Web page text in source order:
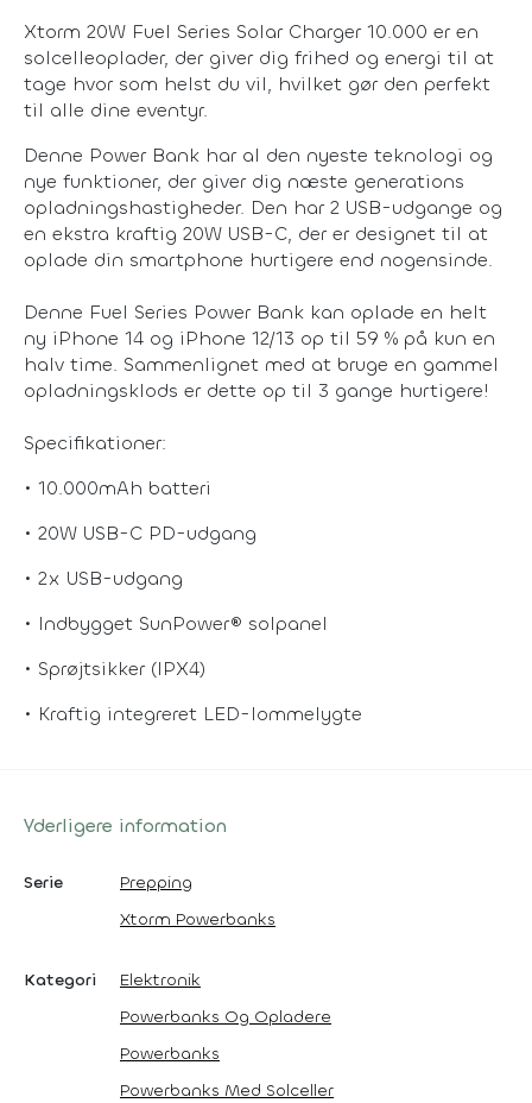
Xtorm 20W Fuel Series Solar Charger 10.000 er en
solcelleoplader, der giver dig frihed og energi til at
tage hvor som helst du vil, hvilket gør den perfekt
til alle dine eventyr.
Denne Power Bank har al den nyeste teknologi og
nye funktioner, der giver dig næste generations
opladningshastigheder. Den har 2 USB-udgange og
en ekstra kraftig 20W USB-C, der er designet til at
oplade din smartphone hurtigere end nogensinde.
Denne Fuel Series Power Bank kan oplade en helt
ny iPhone 14 og iPhone 12/13 op til 59 % på kun en
halv time. Sammenlignet med at bruge en gammel
opladningsklods er dette op til 3 gange hurtigere!
Specifikationer:
• 10.000mAh batteri
• 20W USB-C PD-udgang
• 2x USB-udgang
• Indbygget SunPower® solpanel
• Sprøjtsikker (IPX4)
• Kraftig integreret LED-lommelygte
Yderligere information
Serie
Prepping
Xtorm Powerbanks
Kategori
Elektronik
Powerbanks Og Opladere
Powerbanks
Powerbanks Med Solceller